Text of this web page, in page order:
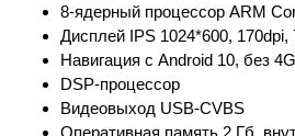
8-ядерный процессор ARM
Дисплей IPS 1024*600,
Навигация с Android 10, без
DSP-процессор
Видеовыход USB-CVBS
Оперативная память 2 Гб,